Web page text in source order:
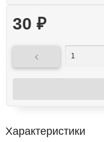
30 ₽

Характеристики